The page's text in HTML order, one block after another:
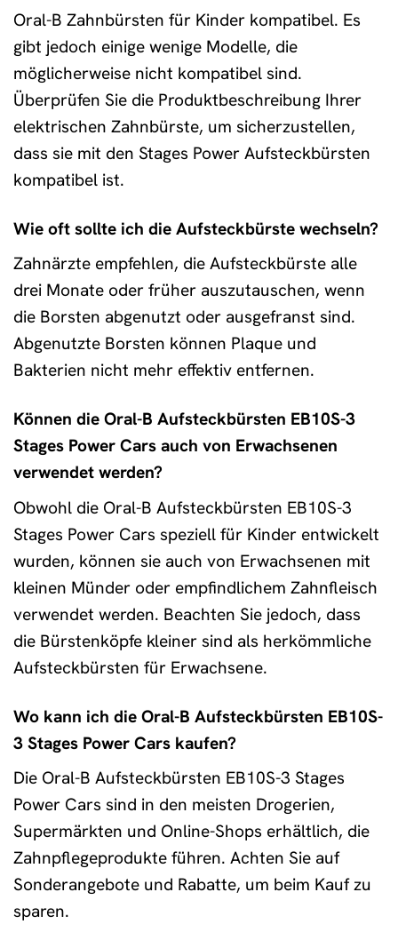
Oral-B Zahnbürsten für Kinder kompatibel. Es
gibt jedoch einige wenige Modelle, die
möglicherweise nicht kompatibel sind.
Überprüfen Sie die Produktbeschreibung Ihrer
elektrischen Zahnbürste, um sicherzustellen,
dass sie mit den Stages Power Aufsteckbürsten
kompatibel ist.
Wie oft sollte ich die Aufsteckbürste wechseln?
Zahnärzte empfehlen, die Aufsteckbürste alle
drei Monate oder früher auszutauschen, wenn
die Borsten abgenutzt oder ausgefranst sind.
Abgenutzte Borsten können Plaque und
Bakterien nicht mehr effektiv entfernen.
Können die Oral-B Aufsteckbürsten EB10S-3
Stages Power Cars auch von Erwachsenen
verwendet werden?
Obwohl die Oral-B Aufsteckbürsten EB10S-3
Stages Power Cars speziell für Kinder entwickelt
wurden, können sie auch von Erwachsenen mit
kleinen Münder oder empfindlichem Zahnfleisch
verwendet werden. Beachten Sie jedoch, dass
die Bürstenköpfe kleiner sind als herkömmliche
Aufsteckbürsten für Erwachsene.
Wo kann ich die Oral-B Aufsteckbürsten EB10S-
3 Stages Power Cars kaufen?
Die Oral-B Aufsteckbürsten EB10S-3 Stages
Power Cars sind in den meisten Drogerien,
Supermärkten und Online-Shops erhältlich, die
Zahnpflegeprodukte führen. Achten Sie auf
Sonderangebote und Rabatte, um beim Kauf zu
sparen.